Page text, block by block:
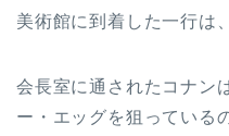
美術館に到着した一行は
会長室に通されたコナン
ー・エッグを狙っている